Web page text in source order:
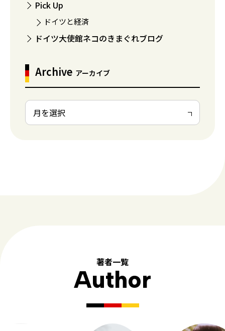
Pick Up
ドイツと経済
ドイツ大使館ネコのきまぐれブログ
Archive アーカイブ
著者一覧
Author